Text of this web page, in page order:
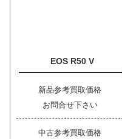
EOS R50 V
新品参考買取価格
お問合せ下さい
中古参考買取価格